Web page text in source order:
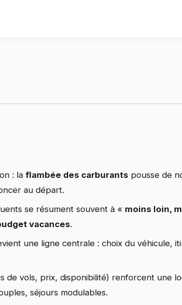
: laflambée des carburants pousse de
au départ.
se résument souvent à « moins loin,
vacances.
une ligne centrale : choix du véhicule,
de vols, prix, disponibilité) renforcent une
séjours modulables.